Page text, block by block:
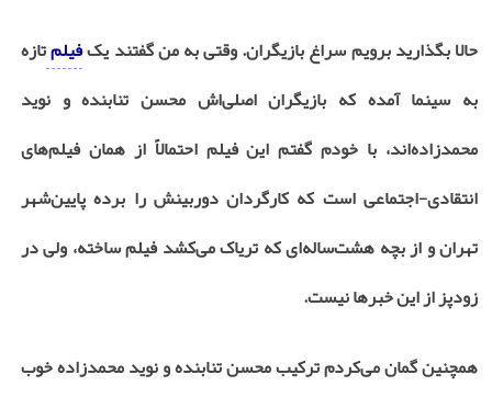
حالا بگذارید برویم سراغ بازیگران. وقتی به من گفتند یکفیلمتازه
به سینما آمده که بازیگران اصلی‌اش محسن تنابنده و نوید
محمدزاده‌اند، با خودم گفتم این فیلم احتمالاً از همان فیلم‌های
انتقادی-اجتماعی است که کارگردان دوربینش را برده پایین‌شهر
تهران و از بچه هشت‌ساله‌ای که تریاک می‌کشد فیلم ساخته، ولی در
زودپز از این خبرها نیست.
همچنین گمان می‌کردم ترکیب محسن تنابنده و نوید محمدزاده خوب